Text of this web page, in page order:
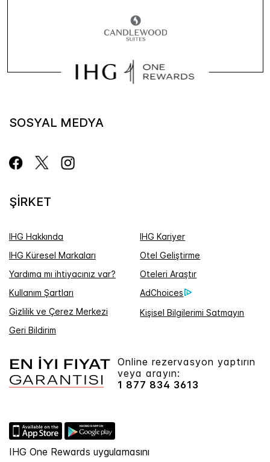
SOSYAL MEDYA
ŞIRKET
IHG Hakkında
IHG Kariyer
IHG Küresel Markaları
Otel Geliştirme
Yardıma mı ihtiyacınız var?
Oteleri Araştır
Kullanım Şartları
AdChoices
Gizlilik ve Çerez Merkezi
Kişisel Bilgilerimi Satmayın
Geri Bildirim
Online rezervasyon yaptırın
veya arayın:
1 877 834 3613
IHG One Rewards uygulamasını